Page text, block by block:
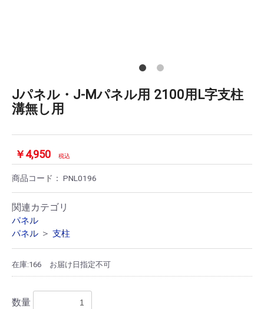
Jパネル・J-Mパネル用 2100用L字支柱
溝無し用
￥4,950 税込
商品コード： PNL0196
関連カテゴリ
パネル
パネル ＞ 支柱
在庫:166 お届け日指定不可
数量